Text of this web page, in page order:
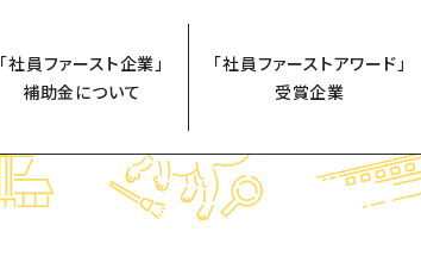
「社員ファースト企業」
補助金について
「社員ファーストアワード」
受賞企業